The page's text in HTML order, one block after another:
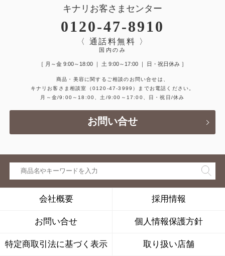
キナリお客さまセンター
0120-47-8910
〈 通話料無料 〉
国内のみ
［ 月～金 9:00～18:00 ｜ 土 9:00～17:00 ｜ 日・祝日休み ］
商品・美容に関するご相談のお問い合せは、
キナリお客さま相談室
（0120-47-3999）
までお電話ください。
月～金/9:00～18:00、土/9:00～17:00、日・祝日/休み
お問い合せ
会社概要 採用情報
お問い合せ 個人情報保護方針
特定商取引法に基づく表示 取り扱い店舗